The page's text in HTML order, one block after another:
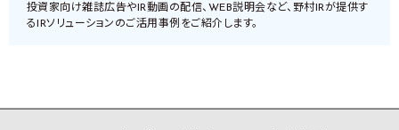
投資家向け雑誌広告やIR動画の配信、WEB説明会など、野村IRが提供す
るIRソリューションのご活用事例をご紹介します。